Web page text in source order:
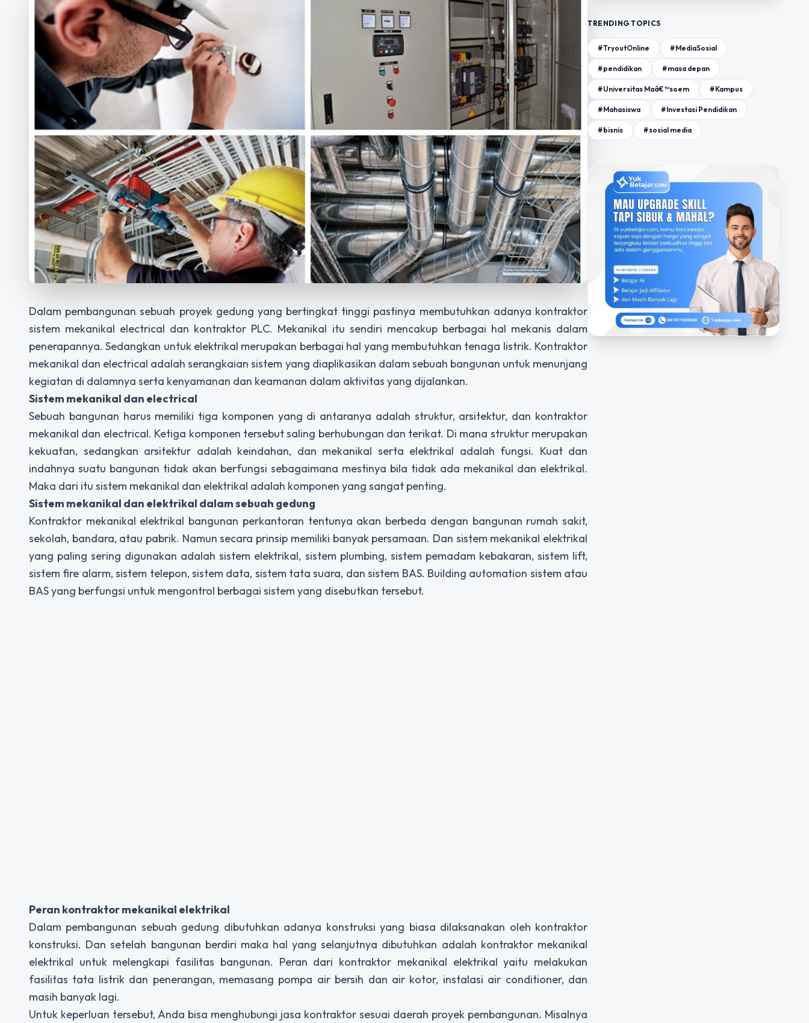
Dalam pembangunan sebuah proyek gedung yang bertingkat tinggi pastinya membutuhkan adanya kontraktor
sistem mekanikal electrical dan kontraktor PLC. Mekanikal itu sendiri mencakup berbagai hal mekanis dalam
penerapannya. Sedangkan untuk elektrikal merupakan berbagai hal yang membutuhkan tenaga listrik. Kontraktor
mekanikal dan electrical adalah serangkaian sistem yang diaplikasikan dalam sebuah bangunan untuk menunjang
kegiatan di dalamnya serta kenyamanan dan keamanan dalam aktivitas yang dijalankan.
Sistem mekanikal dan electrical
Sebuah bangunan harus memiliki tiga komponen yang di antaranya adalah struktur, arsitektur, dan kontraktor
mekanikal dan electrical. Ketiga komponen tersebut saling berhubungan dan terikat. Di mana struktur merupakan
kekuatan, sedangkan arsitektur adalah keindahan, dan mekanikal serta elektrikal adalah fungsi. Kuat dan
indahnya suatu bangunan tidak akan berfungsi sebagaimana mestinya bila tidak ada mekanikal dan elektrikal.
Maka dari itu sistem mekanikal dan elektrikal adalah komponen yang sangat penting.
Sistem mekanikal dan elektrikal dalam sebuah gedung
Kontraktor mekanikal elektrikal bangunan perkantoran tentunya akan berbeda dengan bangunan rumah sakit,
sekolah, bandara, atau pabrik. Namun secara prinsip memiliki banyak persamaan. Dan sistem mekanikal elektrikal
yang paling sering digunakan adalah sistem elektrikal, sistem plumbing, sistem pemadam kebakaran, sistem lift,
sistem fire alarm, sistem telepon, sistem data, sistem tata suara, dan sistem BAS. Building automation sistem atau
BAS yang berfungsi untuk mengontrol berbagai sistem yang disebutkan tersebut.
Peran kontraktor mekanikal elektrikal
Dalam pembangunan sebuah gedung dibutuhkan adanya konstruksi yang biasa dilaksanakan oleh kontraktor
konstruksi. Dan setelah bangunan berdiri maka hal yang selanjutnya dibutuhkan adalah kontraktor mekanikal
elektrikal untuk melengkapi fasilitas bangunan. Peran dari kontraktor mekanikal elektrikal yaitu melakukan
fasilitas tata listrik dan penerangan, memasang pompa air bersih dan air kotor, instalasi air conditioner, dan
masih banyak lagi.
Untuk keperluan tersebut, Anda bisa menghubungi jasa kontraktor sesuai daerah proyek pembangunan. Misalnya
TRENDING TOPICS
#TryoutOnline #MediaSosial
#pendidikan #masa depan
#Universitas Maâ€™soem #Kampus
#Mahasiswa #Investasi Pendidikan
#bisnis #sosial media